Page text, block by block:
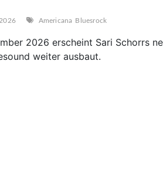
Americana Bluesrock
2026 erscheint Sari Schorrs
weiter ausbaut.